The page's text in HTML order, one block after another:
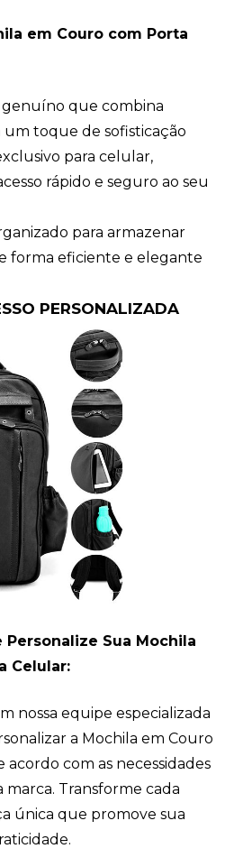
em Couro com Porta
que combina
toque de sofisticação
para celular,
rápido e seguro ao seu
para armazenar
forma eficiente e elegante
PERSONALIZADA
Personalize Sua Mochila
Celular:
nossa equipe especializada
a Mochila em Couro
com as necessidades
marca. Transforme cada
única que promove sua